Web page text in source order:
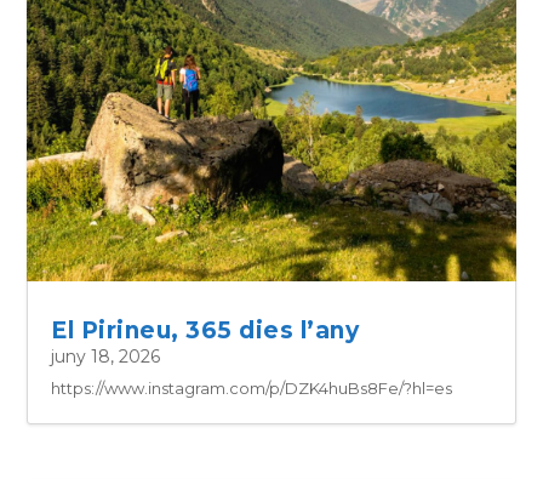
El Pirineu, 365 dies l’any
juny 18, 2026
https://www.instagram.com/p/DZK4huBs8Fe/?hl=es